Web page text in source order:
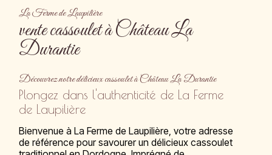
La Ferme de Laupilière
vente cassoulet à Château La
Durantie
Découvrez notre délicieux cassoulet à Château La Durantie
Plongez dans l'authenticité de La Ferme
de Laupilière
Bienvenue à La Ferme de Laupilière, votre adresse
de référence pour savourer un délicieux cassoulet